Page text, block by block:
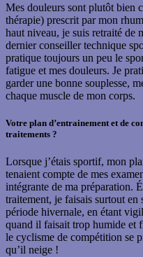
Mes douleurs sont plutôt bien
thérapie) prescrit par mon
haut niveau, je suis retraité de
dernier conseiller technique
pratique toujours un peu le
fatigue et mes douleurs. Je
garder une bonne souplesse,
chaque muscle de mon corps.
Votre plan d’entrainement et de
traitements ?
Lorsque j’étais sportif, mon
tenaient compte de mes
intégrante de ma préparation.
traitement, je faisais surtout en
période hivernale, en étant
quand il faisait trop humide et
le cyclisme de compétition se
qu’il neige !